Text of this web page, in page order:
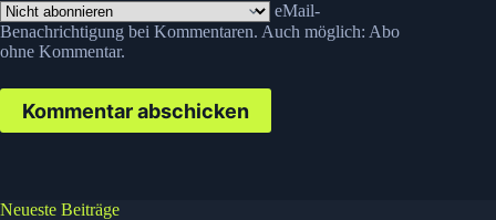
eMail-
Benachrichtigung bei Kommentaren. Auch möglich: Abo
ohne Kommentar.
Kommentar abschicken
Neueste Beiträge